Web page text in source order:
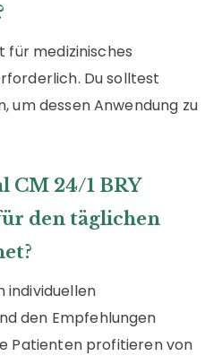
für medizinisches
Du solltest
um dessen Anwendung zu
CM 24/1 BRY
den täglichen
individuellen
den Empfehlungen
Patienten profitieren von